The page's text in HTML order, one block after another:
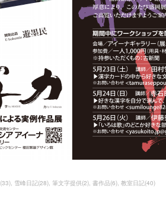
(33) 雪峰日記(28) 筆文字提供(2) 書作品(6) 教室日記(40)